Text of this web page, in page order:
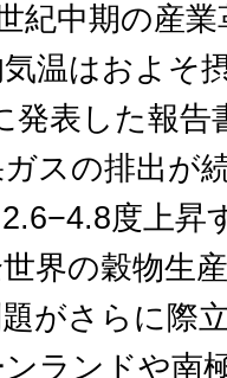
紀中期の産
温はおよそ
発表した報告
スの排出が
度上昇
界の穀物生
がさらに際
ランドや南